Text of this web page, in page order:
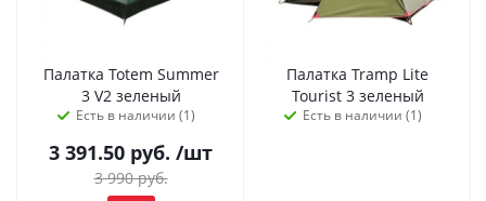
Палатка Totem Summer
3 V2 зеленый
Есть в наличии (1)
3 391.50 руб. /шт
3 990руб.
Палатка Tramp Lite
Tourist 3 зеленый
Есть в наличии (1)